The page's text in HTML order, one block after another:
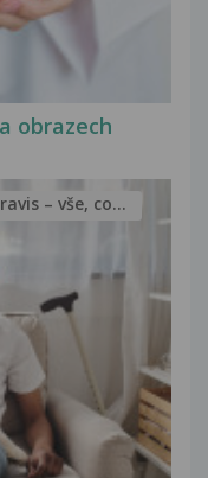
obrazech
– vše, co...